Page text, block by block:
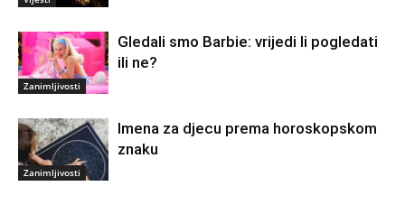
Zanimljivosti
Gledali smo Barbie: vrijedi li pogledati
ili ne?
Zanimljivosti
Imena za djecu prema horoskopskom
znaku